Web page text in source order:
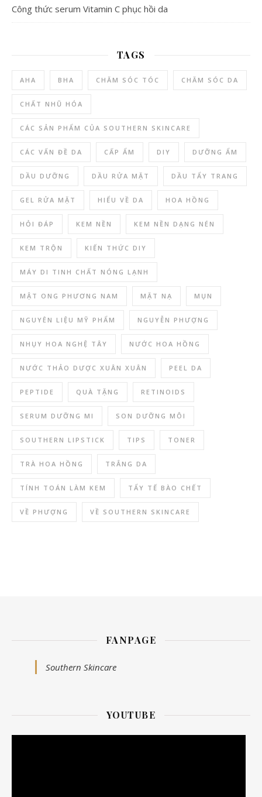
Công thức serum Vitamin C phục hồi da
TAGS
AHA BHA CHĂM SÓC TÓC CHĂM SÓC DA
CHẤT NHŨ HÓA
CÁC SẢN PHẨM CỦA SOUTHERN SKINCARE
CÁC VẤN ĐỀ DA CẤP ẨM DIY DƯỠNG ẨM
DẦU DƯỠNG DẦU RỬA MẶT DẦU TẨY TRANG
GEL RỬA MẶT HIỂU VỀ DA HOA HỒNG
HỎI ĐÁP KEM NỀN KEM NỀN DẠNG NÉN
KEM TRỘN KIẾN THỨC DIY
MÁY DI TINH CHẤT NÓNG LẠNH
MẬT ONG PHƯƠNG NAM MẶT NẠ MỤN
NGUYÊN LIỆU MỸ PHẨM NGUYỄN PHƯỢNG
NHỤY HOA NGHỆ TÂY NƯỚC HOA HỒNG
NƯỚC THẢO DƯỢC XUÂN XUÂN PEEL DA
PEPTIDE QUÀ TẶNG RETINOIDS
SERUM DƯỠNG MI SON DƯỠNG MÔI
SOUTHERN LIPSTICK TIPS TONER
TRÀ HOA HỒNG TRẮNG DA
TÍNH TOÁN LÀM KEM TẨY TẾ BÀO CHẾT
VỀ PHƯỢNG VỀ SOUTHERN SKINCARE
FANPAGE
Southern Skincare
YOUTUBE